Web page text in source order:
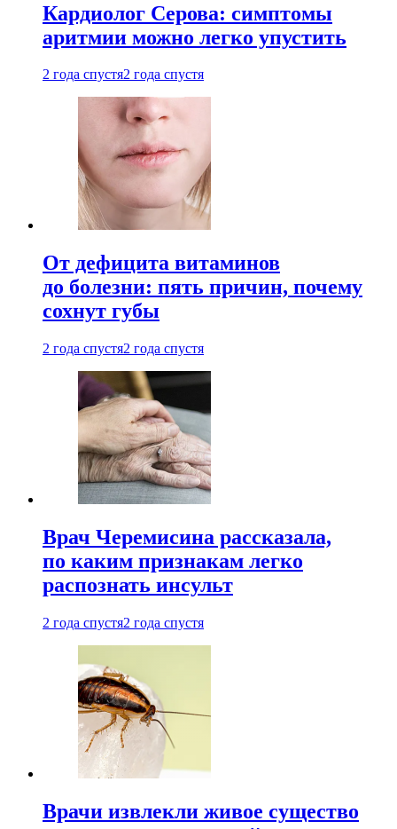
Кардиолог Серова: симптомы
аритмии можно легко упустить
2 года спустя2 года спустя
От дефицита витаминов
до болезни: пять причин, почему
сохнут губы
2 года спустя2 года спустя
Врач Черемисина рассказала,
по каким признакам легко
распознать инсульт
2 года спустя2 года спустя
Врачи извлекли живое существо